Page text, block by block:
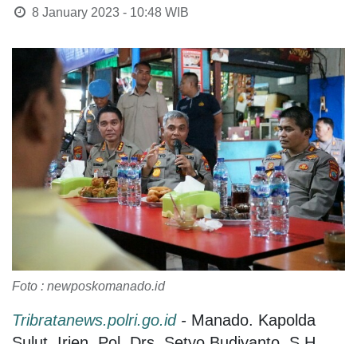
8 January 2023 - 10:48WIB
Foto : newposkomanado.id
Tribratanews.polri.go.id- Manado. Kapolda